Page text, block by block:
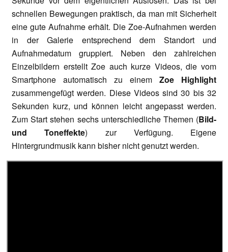
schnellen Bewegungen praktisch, da man mit Sicherheit
eine gute Aufnahme erhält. Die Zoe-Aufnahmen werden
in der Galerie entsprechend dem Standort und
Aufnahmedatum gruppiert. Neben den zahlreichen
Einzelbildern erstellt Zoe auch kurze Videos, die vom
Smartphone automatisch zu einem Zoe Highlight
zusammengefügt werden. Diese Videos sind 30 bis 32
Sekunden kurz, und können leicht angepasst werden.
Zum Start stehen sechs unterschiedliche Themen (Bild-
und Toneffekte) zur Verfügung. Eigene
Hintergrundmusik kann bisher nicht genutzt werden.